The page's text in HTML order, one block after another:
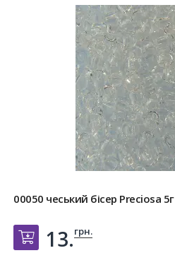
00050 чеський бісер Preciosa 5г
Добавить в корзину
13.грн.